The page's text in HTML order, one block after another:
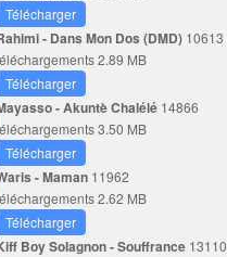
Télécharger
- Dans Mon Dos (DMD) 10613
2.89 MB
Télécharger
- Akuntè Chalélé 14866
3.50 MB
Télécharger
- Maman 11962
2.62 MB
Télécharger
Boy Solagnon - Souffrance 13110